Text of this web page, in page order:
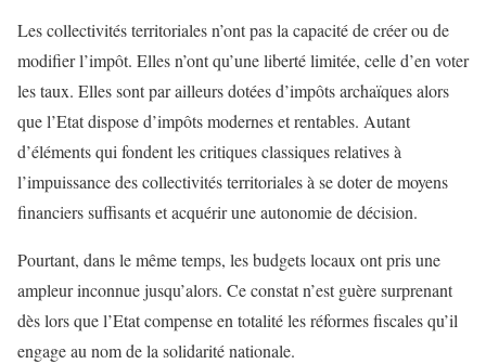
Les collectivités territoriales n’ont pas la capacité de créer ou de
modifier l’impôt. Elles n’ont qu’une liberté limitée, celle d’en voter
les taux. Elles sont par ailleurs dotées d’impôts archaïques alors
que l’Etat dispose d’impôts modernes et rentables. Autant
d’éléments qui fondent les critiques classiques relatives à
l’impuissance des collectivités territoriales à se doter de moyens
financiers suffisants et acquérir une autonomie de décision.
Pourtant, dans le même temps, les budgets locaux ont pris une
ampleur inconnue jusqu’alors. Ce constat n’est guère surprenant
dès lors que l’Etat compense en totalité les réformes fiscales qu’il
engage au nom de la solidarité nationale.